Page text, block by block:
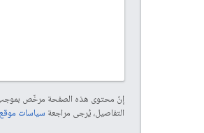
إنّ محتوى هذه الصفحة مرخّص
التفاصيل، يُرجى مراجعة سياسات موقع Google Developers‏